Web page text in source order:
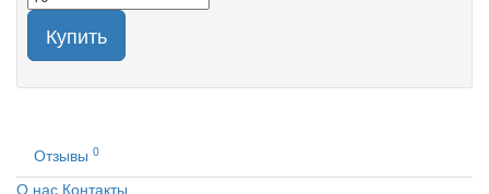
Купить
Отзывы 0
О нас Контакты